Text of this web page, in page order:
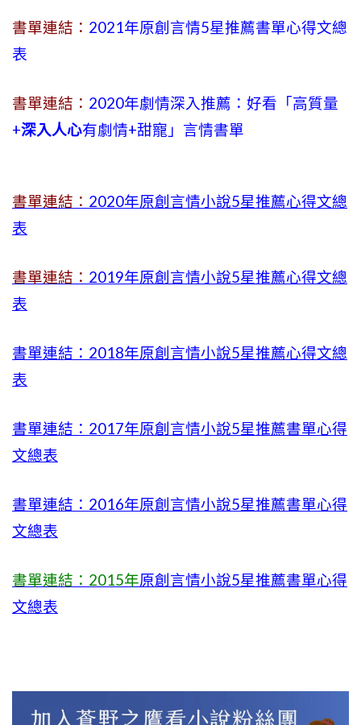
書單連結： 2021年原創言情5星推薦書單心得文總
表
書單連結： 2020年劇情深入推薦：好看「高質量
+深入人心有劇情+甜寵」言情書單
書單連結： 2020年原創言情小說5星推薦心得文總
表
書單連結： 2019年原創言情小說5星推薦心得文總
表
書單連結：2018年原創言情小說5星推薦心得文總
表
書單連結：2017年原創言情小說5星推薦書單心得
文總表
書單連結：2016年原創言情小說5星推薦書單心得
文總表
書單連結：2015年原創言情小說5星推薦書單心得
文總表